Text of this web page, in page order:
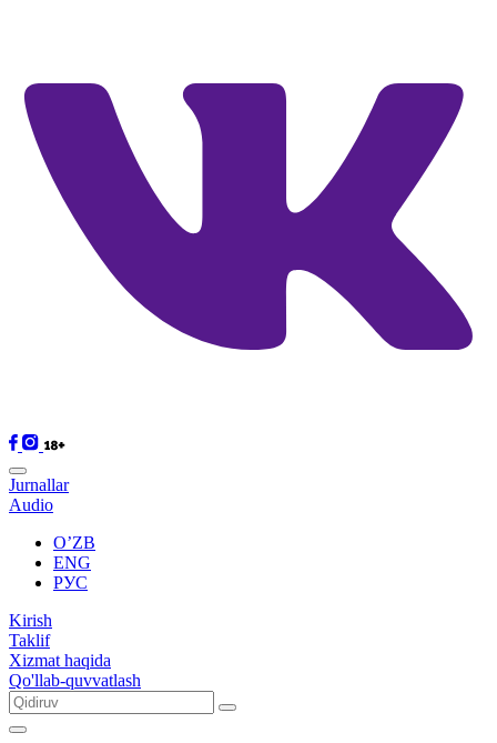
Jurnallar
Audio
O’ZB
ENG
РУС
Kirish
Taklif
Xizmat haqida
Qo'llab-quvvatlash